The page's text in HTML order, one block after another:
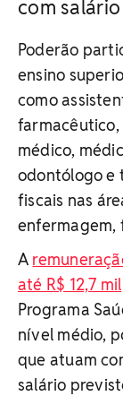
com salário
Poderão
ensino
como
médico,
odontólogo e
fiscais nas
enfermagem,
A
até R$ 12,7 mil
Programa
nível médio,
que atuam
salário